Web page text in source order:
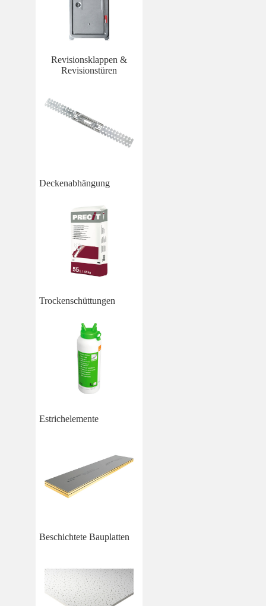
Revisionsklappen &
Revisionstüren
Deckenabhängung
Trockenschüttungen
Estrichelemente
Beschichtete Bauplatten